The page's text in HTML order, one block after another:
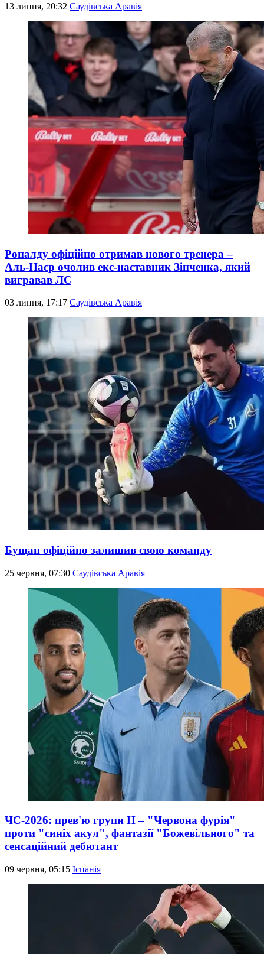
13 липня, 20:32 Саудівська Аравія
Роналду офіційно отримав нового тренера –
Аль-Наср очолив екс-наставник Зінченка, який
вигравав ЛЄ
03 липня, 17:17 Саудівська Аравія
Бущан офіційно залишив свою команду
25 червня, 07:30 Саудівська Аравія
ЧС-2026: прев'ю групи Н – "Червона фурія"
проти "синіх акул", фантазії "Божевільного" та
сенсаційний дебютант
09 червня, 05:15 Іспанія